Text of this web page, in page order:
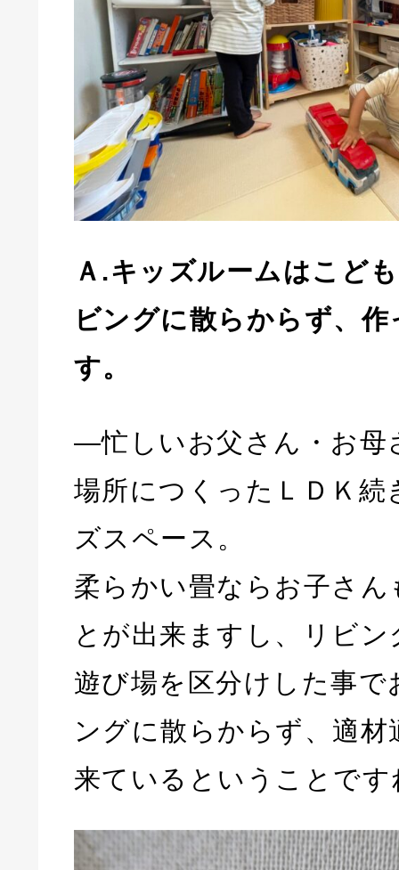
Ａ.キッズルームはこど
ビングに散らからず、
す。
―忙しいお父さん・お母
場所につくったＬＤＫ続
ズスペース。
柔らかい畳ならお子さ
とが出来ますし、リビ
遊び場を区分けした事
ングに散らからず、適材
来ているということです